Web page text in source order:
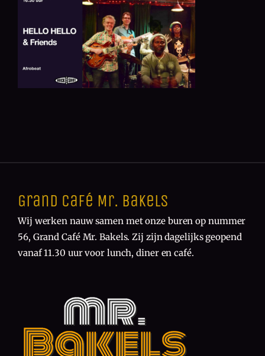
Grand Café Mr. Bakels
Wij werken nauw samen met onze buren op nummer
56, Grand Café Mr. Bakels. Zij zijn dagelijks geopend
vanaf 11.30 uur voor lunch, diner en café.